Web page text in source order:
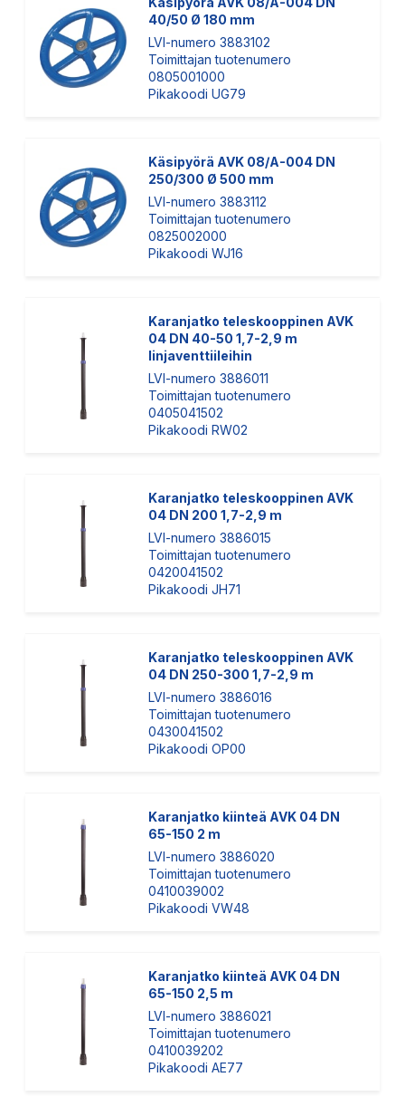
40/50 Ø 180 mm
LVI-numero 3883102
Toimittajan tuotenumero
0805001000
Pikakoodi UG79
Käsipyörä AVK 08/A-004 DN
250/300 Ø 500 mm
LVI-numero 3883112
Toimittajan tuotenumero
0825002000
Pikakoodi WJ16
Karanjatko teleskooppinen AVK
04 DN 40-50 1,7-2,9 m
linjaventtiileihin
LVI-numero 3886011
Toimittajan tuotenumero
0405041502
Pikakoodi RW02
Karanjatko teleskooppinen AVK
04 DN 200 1,7-2,9 m
LVI-numero 3886015
Toimittajan tuotenumero
0420041502
Pikakoodi JH71
Karanjatko teleskooppinen AVK
04 DN 250-300 1,7-2,9 m
LVI-numero 3886016
Toimittajan tuotenumero
0430041502
Pikakoodi OP00
Karanjatko kiinteä AVK 04 DN
65-150 2 m
LVI-numero 3886020
Toimittajan tuotenumero
0410039002
Pikakoodi VW48
Karanjatko kiinteä AVK 04 DN
65-150 2,5 m
LVI-numero 3886021
Toimittajan tuotenumero
0410039202
Pikakoodi AE77